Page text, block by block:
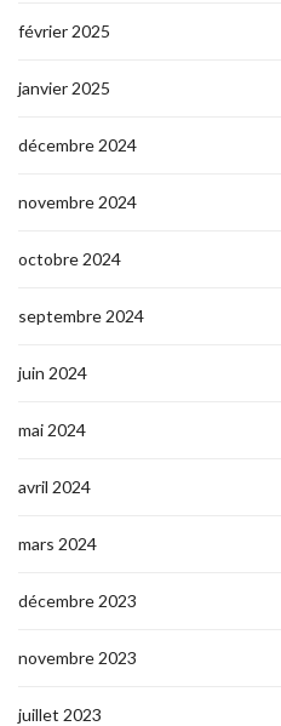
février 2025
janvier 2025
décembre 2024
novembre 2024
octobre 2024
septembre 2024
juin 2024
mai 2024
avril 2024
mars 2024
décembre 2023
novembre 2023
juillet 2023